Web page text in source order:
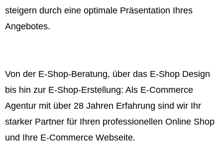
steigern durch eine optimale Präsentation Ihres
Angebotes.
Von der E-Shop-Beratung, über das E-Shop Design
bis hin zur E-Shop-Erstellung: Als E-Commerce
Agentur mit über 28 Jahren Erfahrung sind wir Ihr
starker Partner für Ihren professionellen Online Shop
und Ihre E-Commerce Webseite.